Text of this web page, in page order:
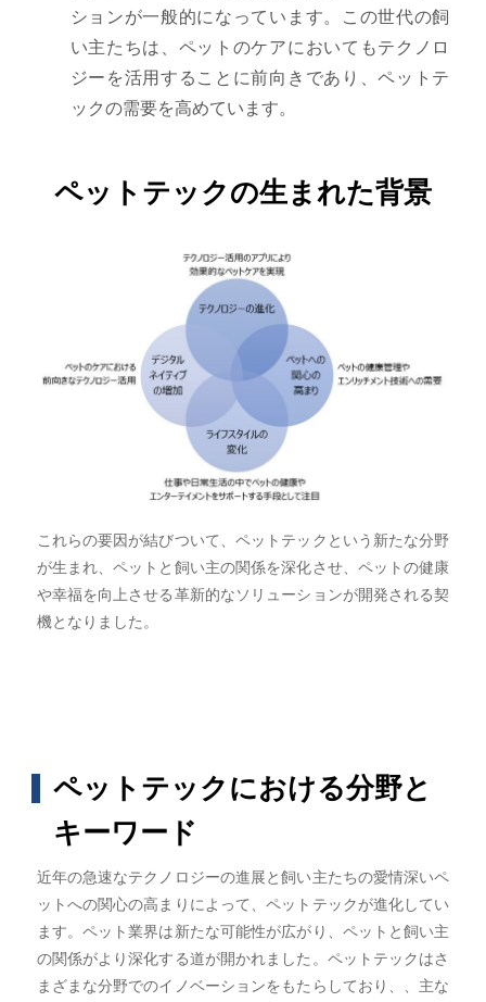
ションが一般的になっています。この世代の飼
い主たちは、ペットのケアにおいてもテクノロ
ジーを活用することに前向きであり、ペットテ
ックの需要を高めています。
ペットテックの生まれた背景
これらの要因が結びついて、ペットテックという新たな分野
が生まれ、ペットと飼い主の関係を深化させ、ペットの健康
や幸福を向上させる革新的なソリューションが開発される契
機となりました。
ペットテックにおける分野と
キーワード
近年の急速なテクノロジーの進展と飼い主たちの愛情深いペ
ットへの関心の高まりによって、ペットテックが進化してい
ます。ペット業界は新たな可能性が広がり、ペットと飼い主
の関係がより深化する道が開かれました。ペットテックはさ
まざまな分野でのイノベーションをもたらしており、、主な